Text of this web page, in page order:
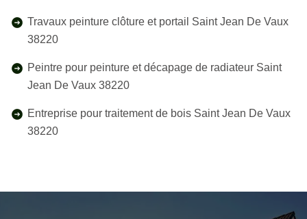
Travaux peinture clôture et portail Saint Jean De Vaux
38220
Peintre pour peinture et décapage de radiateur Saint
Jean De Vaux 38220
Entreprise pour traitement de bois Saint Jean De Vaux
38220